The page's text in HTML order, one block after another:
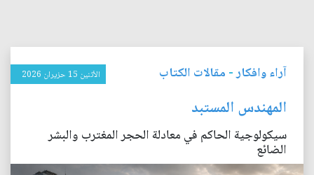
آراء وافكار- مقالات الكتاب الأثنين 15 حزيران 2026
المهندس المستبد
سيكولوجية الحاكم في معادلة الحجر المغترب والبشر
الضائع